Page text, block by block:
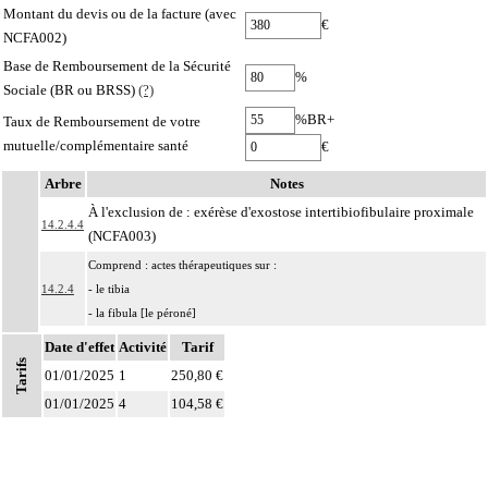
Montant du devis ou de la facture (avec
NCFA002)
€
Base de Remboursement de la Sécurité
Sociale (BR ou BRSS) (?)
%
Taux de Remboursement de votre
mutuelle/complémentaire santé
%BR+
€
Arbre Notes
14.2.4.4
À l'exclusion de : exérèse d'exostose intertibiofibulaire proximale
(NCFA003)
14.2.4
Comprend : actes thérapeutiques sur :
- le tibia
- la fibula [le péroné]
14
Par rayon du pied, on entend : le squelette métatarsophalangien formant l'axe
d'un orteil et les articulations adjacentes, et l'ensemble des tissus mous et des
Tarifs
Date d'effet Activité
Tarif
01/01/2025 1
250,80 €
01/01/2025 4 104,58 €